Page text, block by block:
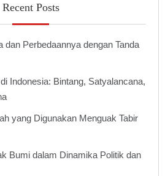
Recent Posts
dan Perbedaannya dengan Tanda
Indonesia: Bintang, Satyalancana,
yang Digunakan Menguak Tabir
Bumi dalam Dinamika Politik dan